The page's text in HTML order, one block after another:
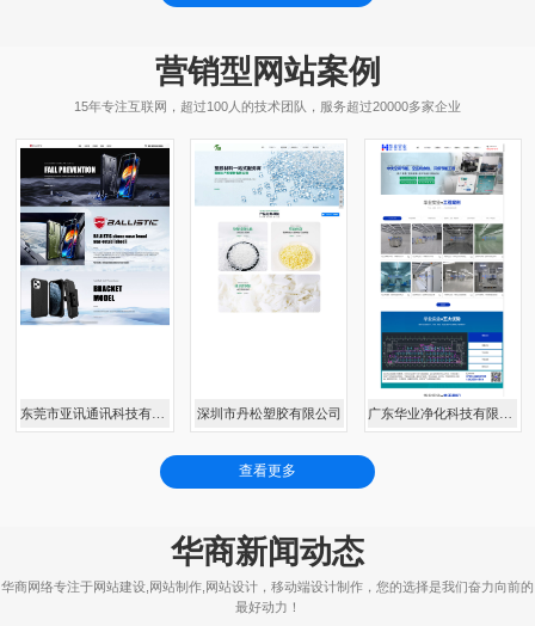
营销型网站案例
15年专注互联网，超过100人的技术团队，服务超过20000多家企业
东莞市亚讯通讯科技有限公司 深圳市丹松塑胶有限公司
查看更多
华商新闻动态
华商网络专注于网站建设,网站制作,网站设计，移动端设计制作，您的选择是我们奋力向前的
最好动力！